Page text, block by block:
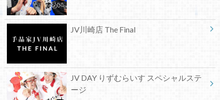
JV川崎店 The Final
JV DAY りずむらいす スペシャルステ
ージ